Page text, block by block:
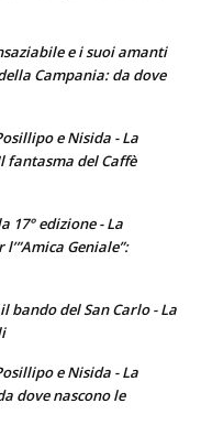
e i suoi amanti
Campania: da dove
e Nisida - La
fantasma del Caffè
17° edizione - La
l’”Amica Geniale”:
bando del San Carlo - La
e Nisida - La
dove nascono le